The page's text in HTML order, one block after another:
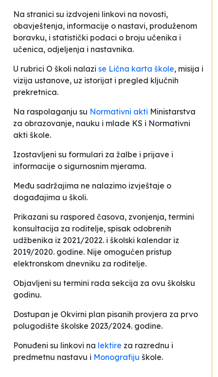
Na stranici su izdvojeni linkovi na novosti,
obavještenja, informacije o nastavi, produženom
boravku, i statistički podaci o broju učenika i
učenica, odjeljenja i nastavnika.
U rubrici O školi nalazi se Lična karta škole, misija i
vizija ustanove, uz istorijat i pregled ključnih
prekretnica.
Na raspolaganju su Normativni akti Ministarstva
za obrazovanje, nauku i mlade KS i Normativni
akti škole.
Izostavljeni su formulari za žalbe i prijave i
informacije o sigurnosnim mjerama.
Među sadržajima ne nalazimo izvještaje o
događajima u školi.
Prikazani su raspored časova, zvonjenja, termini
konsultacija za roditelje, spisak odobrenih
udžbenika iz 2021/2022. i školski kalendar iz
2019/2020. godine. Nije omogućen pristup
elektronskom dnevniku za roditelje.
Objavljeni su termini rada sekcija za ovu školsku
godinu.
Dostupan je Okvirni plan pisanih provjera za prvo
polugodište školske 2023/2024. godine.
Ponuđeni su linkovi na lektire za razrednu i
predmetnu nastavu i Monografiju škole.